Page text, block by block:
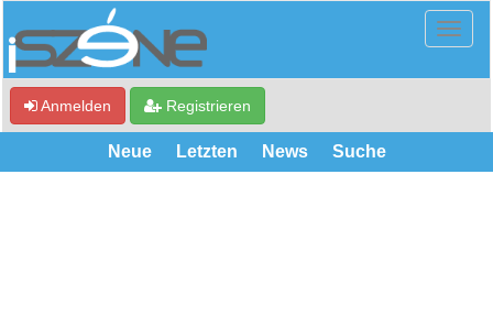
Anmelden Registrieren
Neue Letzten News Suche